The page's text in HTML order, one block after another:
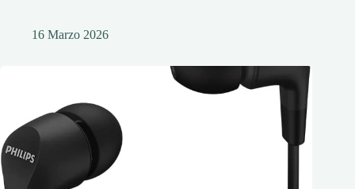
16 Marzo 2026